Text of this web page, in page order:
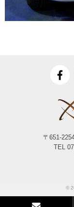
〒651-
TEL
©